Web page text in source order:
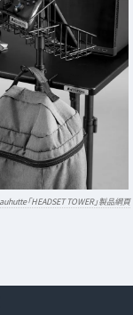
「HEADSET TOWER」製品網頁